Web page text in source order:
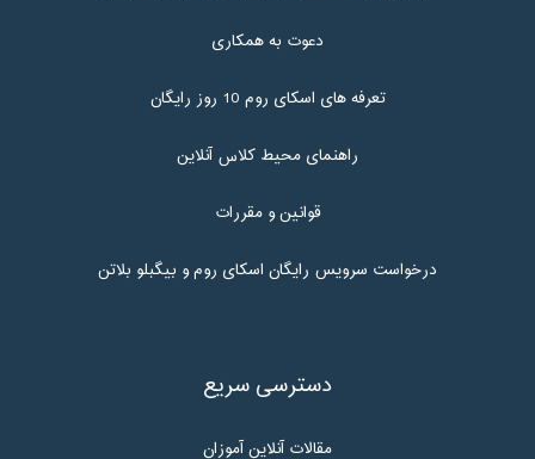
دعوت به همکاری
تعرفه های اسکای روم 10 روز رایگان
راهنمای محیط کلاس آنلاین
قوانین و مقررات
درخواست سرویس رایگان اسکای روم و بیگبلو بلاتن
دسترسی سریع
مقالات آنلاین آموزان